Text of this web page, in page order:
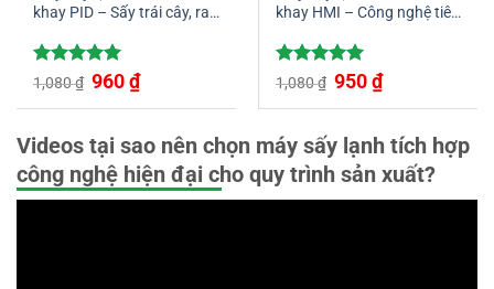
khay PID – Sấy trái cây, rau
Được xếp
hạng 5.00
5 sao
1,080₫ Giá
gốc
là:
960₫Giá
hiện
tại
960 ₫.
khay HMI – Công nghệ tiên
tối ưu
Được xếp
hạng 5.00
5 sao
1,080₫ Giá
gốc
là:
950₫Giá
hiện
tại
950 ₫.
Videos tại sao nên chọn máy sấy lạnh tích hợp
công nghệ hiện đại cho quy trình sản xuất?